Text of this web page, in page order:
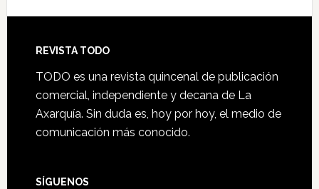
Footer
REVISTA TODO
TODO es una revista quincenal de publicación
comercial, independiente y decana de La
Axarquía. Sin duda es, hoy por hoy, el medio de
comunicación más conocido.
SÍGUENOS